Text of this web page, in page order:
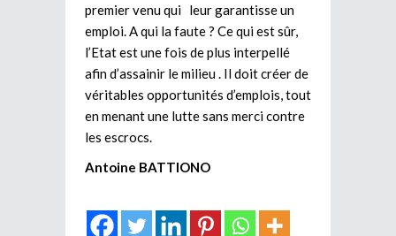
premier venu qui leur garantisse un
emploi. A qui la faute ? Ce qui est sûr,
l’Etat est une fois de plus interpellé
afin d’assainir le milieu . Il doit créer de
véritables opportunités d’emplois, tout
en menant une lutte sans merci contre
les escrocs.
Antoine BATTIONO